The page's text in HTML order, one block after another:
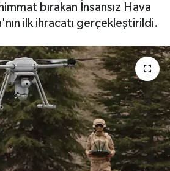
bırakan İnsansız Hava
ilk ihracatı gerçekleştirildi.